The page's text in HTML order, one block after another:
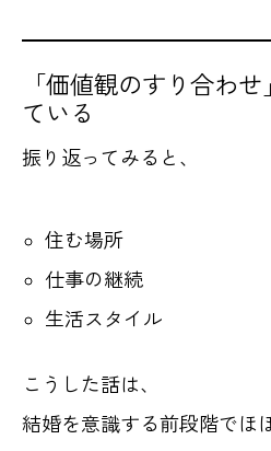
「価値観のすり合わ
ている
振り返ってみると、
住む場所
仕事の継続
生活スタイル
こうした話は、
結婚を意識する前段階でほ